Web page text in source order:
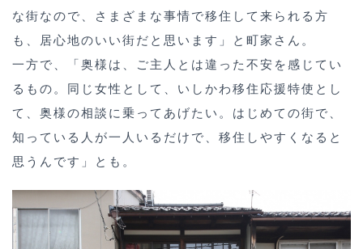
な街なので、さまざまな事情で移住して来られる方
も、居心地のいい街だと思います」と町家さん。
一方で、「奥様は、ご主人とは違った不安を感じてい
るもの。同じ女性として、いしかわ移住応援特使とし
て、奥様の相談に乗ってあげたい。はじめての街で、
知っている人が一人いるだけで、移住しやすくなると
思うんです」とも。